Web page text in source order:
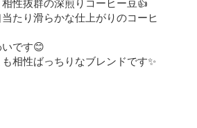
性抜群の深煎りコーヒー豆👍
たり滑らかな仕上がりのコーヒ
です😊
相性ばっちりなブレンドです✨